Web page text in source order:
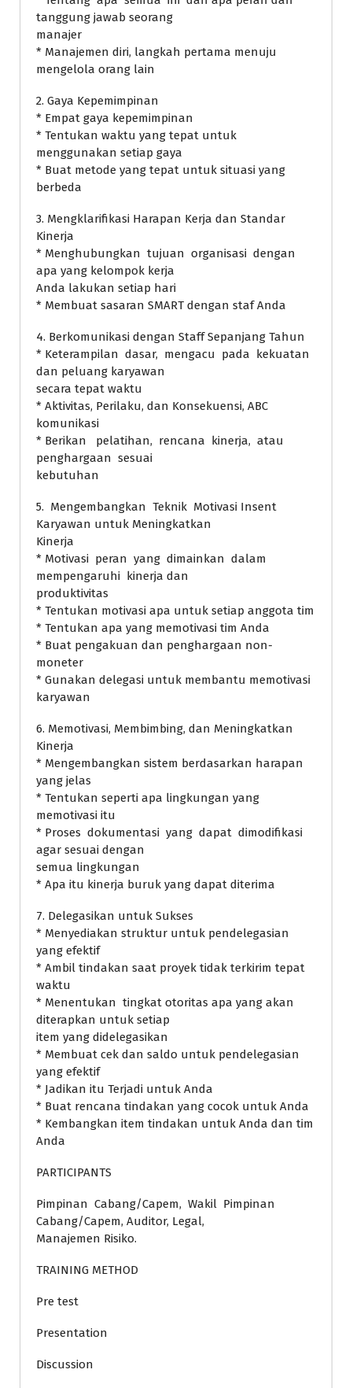
tanggung jawab seorang
manajer
* Manajemen diri, langkah pertama menuju
mengelola orang lain
2. Gaya Kepemimpinan
* Empat gaya kepemimpinan
* Tentukan waktu yang tepat untuk
menggunakan setiap gaya
* Buat metode yang tepat untuk situasi yang
berbeda
3. Mengklarifikasi Harapan Kerja dan Standar
Kinerja
* Menghubungkan tujuan organisasi dengan
apa yang kelompok kerja
Anda lakukan setiap hari
* Membuat sasaran SMART dengan staf Anda
4. Berkomunikasi dengan Staff Sepanjang Tahun
* Keterampilan dasar, mengacu pada kekuatan
dan peluang karyawan
secara tepat waktu
* Aktivitas, Perilaku, dan Konsekuensi, ABC
komunikasi
* Berikan pelatihan, rencana kinerja, atau
penghargaan sesuai
kebutuhan
5. Mengembangkan Teknik Motivasi Insent
Karyawan untuk Meningkatkan
Kinerja
* Motivasi peran yang dimainkan dalam
mempengaruhi kinerja dan
produktivitas
* Tentukan motivasi apa untuk setiap anggota tim
* Tentukan apa yang memotivasi tim Anda
* Buat pengakuan dan penghargaan non-
moneter
* Gunakan delegasi untuk membantu memotivasi
karyawan
6. Memotivasi, Membimbing, dan Meningkatkan
Kinerja
* Mengembangkan sistem berdasarkan harapan
yang jelas
* Tentukan seperti apa lingkungan yang
memotivasi itu
* Proses dokumentasi yang dapat dimodifikasi
agar sesuai dengan
semua lingkungan
* Apa itu kinerja buruk yang dapat diterima
7. Delegasikan untuk Sukses
* Menyediakan struktur untuk pendelegasian
yang efektif
* Ambil tindakan saat proyek tidak terkirim tepat
waktu
* Menentukan tingkat otoritas apa yang akan
diterapkan untuk setiap
item yang didelegasikan
* Membuat cek dan saldo untuk pendelegasian
yang efektif
* Jadikan itu Terjadi untuk Anda
* Buat rencana tindakan yang cocok untuk Anda
* Kembangkan item tindakan untuk Anda dan tim
Anda
PARTICIPANTS
Pimpinan Cabang/Capem, Wakil Pimpinan
Cabang/Capem, Auditor, Legal,
Manajemen Risiko.
TRAINING METHOD
Pre test
Presentation
Discussion